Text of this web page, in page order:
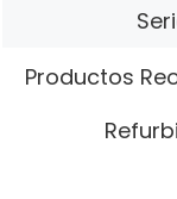
Productos